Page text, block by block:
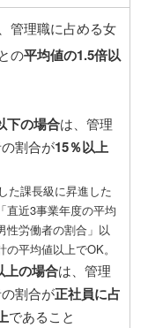
管理職に占める女
の平均値の1.5倍以
下の場合は、管理
割合が15％以上
た課長級に昇進した
直近3事業年度の平均
性労働者の割合」以
平均値以上でOK。
上の場合は、管理
割合が正社員に占
であること